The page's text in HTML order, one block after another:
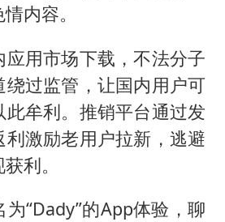
内容。
用市场下载，不法分子
过监管，让国内用户可
此牟利。推销平台通过发
利激励老用户拉新，逃避
利。
“Dady”的App体验，聊